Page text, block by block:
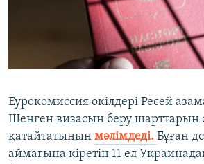
Еурокомиссия өкілдері Ресей
Шенген визасын беру шарттарын
қатайтатынын мәлімдеді. Бұған
аймағына кіретін 11 ел